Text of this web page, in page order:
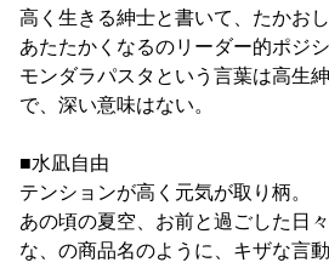
高く生きる紳士と書いて、たかおし
あたたかくなるのリーダー的ポジシ
モンダラパスタという言葉は高生
で、深い意味はない。
■水凪自由
テンションが高く元気が取り柄。
あの頃の夏空、お前と過ごした日
な、の商品名のように、キザな言